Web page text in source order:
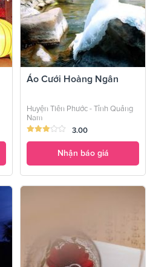
Áo Cưới Hoàng Ngân
Huyện Tiên Phước - Tỉnh Quảng
Nam
3.00
Nhận báo giá